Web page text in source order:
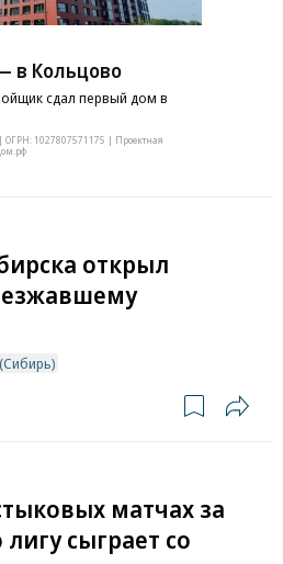
в Кольцово
сдал первый дом в
ОГРН: 1027807571175 | Проектная
открыл
матчах за
сыграет со